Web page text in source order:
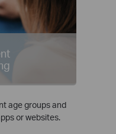
age groups and
or websites.